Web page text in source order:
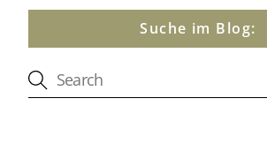
Suche im Blog: